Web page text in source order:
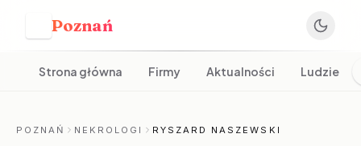
Poznań
Strona główna Firmy Aktualności Ludzie
POZNAŃ NEKROLOGI RYSZARD NASZEWSKI